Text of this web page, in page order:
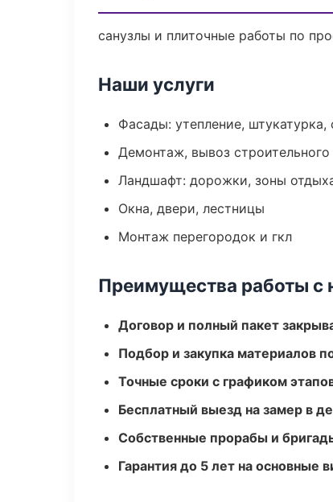
санузлы и плиточные работы по
Наши услуги
Фасады: утепление, штукатурка,
Демонтаж, вывоз
Ландшафт: дорожки, зоны
Окна, двери, лестницы
Монтаж перегородок и гкл
Преимущества работы с
Договор и полный пакет
Подбор и закупка материалов
Точные сроки с графиком
Бесплатный выезд на замер в
Собственные прорабы и
Гарантия до 5 лет на основные